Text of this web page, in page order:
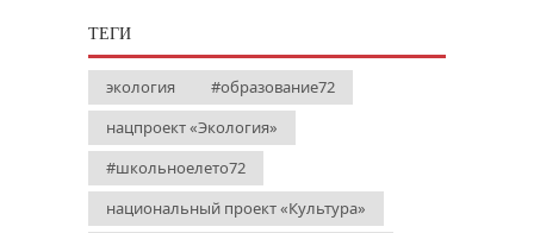
ТЕГИ
экология
#образование72
нацпроект «Экология»
#школьноелето72
национальный проект «Культура»